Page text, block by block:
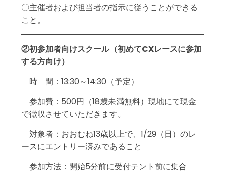
〇主催者および担当者の指示に従うことができる
こと。
②初参加者向けスクール（初めてCXレースに参加
する方向け）
時 間：13:30～14:30（予定）
参加費：500円（18歳未満無料）現地にて現金
で徴収させていただきます。
対象者：おおむね13歳以上で、1/29（日）のレ
ースにエントリー済みであること
参加方法：開始5分前に受付テント前に集合